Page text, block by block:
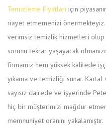
Temizleme Fiyatları için
riayet etmemenizi
verimsiz temizlik hizmetleri olup
sorunu tekrar yaşayacak
firmamız hem yüksek kalitede
yıkama ve temizliği sunar.
sayısız dairede ve işyerinde
hiç bir müşterimizi mağdur
memnuniyet oranını yakalamıştır.